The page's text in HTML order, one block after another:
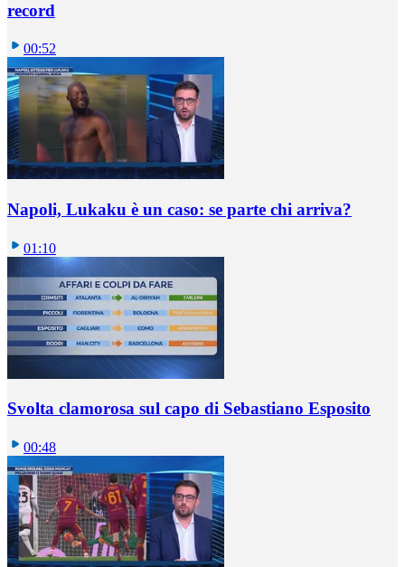
record
00:52
Napoli, Lukaku è un caso: se parte chi arriva?
01:10
Svolta clamorosa sul capo di Sebastiano Esposito
00:48